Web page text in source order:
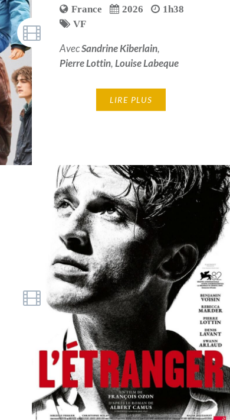
France 2026
1h38
VF
AvecSandrine Kiberlain,
Pierre Lottin,Louise Labeque
LIRE PLUS